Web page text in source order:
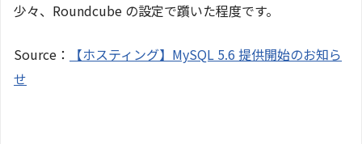
少々、Roundcube の設定で躓いた程度です。
Source：
【ホスティング】MySQL 5.6 提供開始のお知ら
せ